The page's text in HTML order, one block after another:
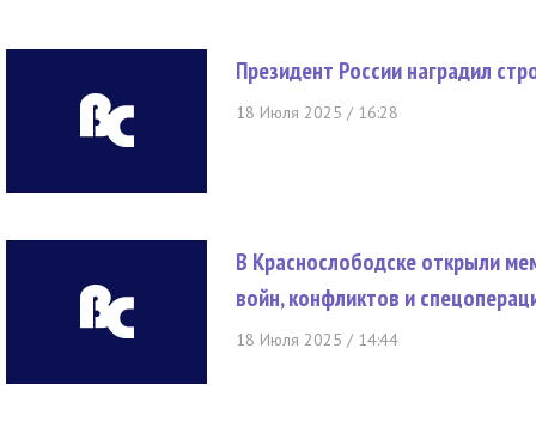
Президент России наградил
18 Июля 2025 / 16:28
В Краснослободске открыли
войн, конфликтов и
18 Июля 2025 / 14:44